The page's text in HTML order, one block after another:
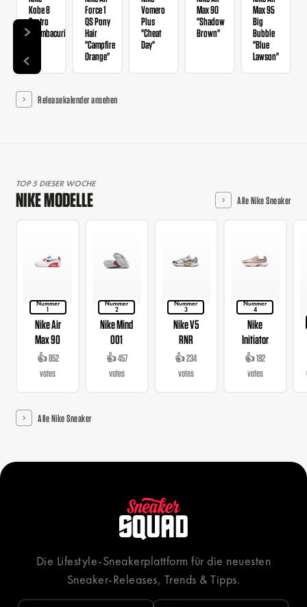
Kobe 8
Protro
"Mambacurial"
Force 1
QS Pony
Hair
"Campfire
Orange"
Vomero
Plus
"Cheat
Day"
Max 90
"Shadow
Brown"
Max 95
Big
Bubble
"Blue
Lawson"
Releasekalender ansehen
TOP 5 DIESER WOCHE
NIKE MODELLE Alle Nike Sneaker
Nummer
1
Nike Air
Max 90
👍 852
votes
Nummer
2
Nike Mind
001
👍 457
votes
Nummer
3
Nike V5
RNR
👍 234
votes
Nummer
4
Nike
Initiator
👍 192
votes
Alle Nike Sneaker
Die Lifestyle-Sneakerplattform für die neuesten
Sneaker-Releases, Trends & Tipps.